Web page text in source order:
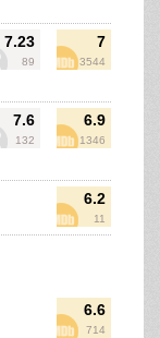
7.23
89
7
3544
7.6
132
6.9
1346
6.2
11
6.6
714